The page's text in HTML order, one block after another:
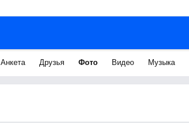
Анкета Друзья Фото Видео Музыка